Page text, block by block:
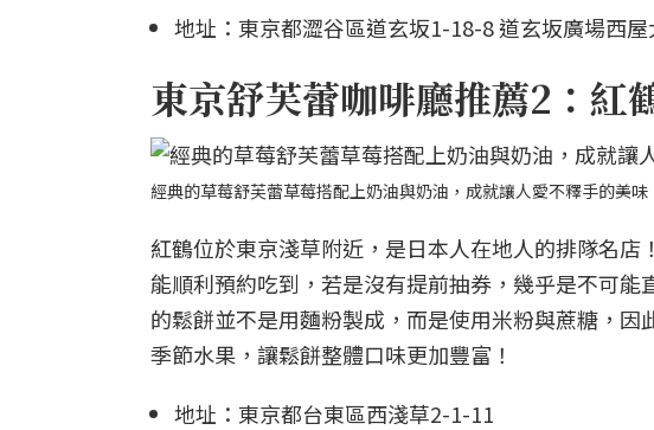
地址：東京都澀谷區道玄坂1-18-8 道玄坂廣場西
東京舒芙蕾咖啡廳推薦2：紅
經典的草莓舒芙蕾草莓搭配上奶油與奶油，成就讓人愛不釋手的美味
紅鶴位於東京淺草附近，是日本人在地人的排隊名
能順利預約吃到，若是沒有提前抽券，幾乎是不可
的鬆餅並不是用麵粉製成，而是使用米粉與蔗糖，
季節水果，讓鬆餅整體口味更加豐富！
地址：東京都台東區西淺草2-1-11